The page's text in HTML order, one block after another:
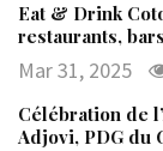
Eat & Drink
restaurants,
Mar 31, 2025
Célébration de
Adjovi, PDG du